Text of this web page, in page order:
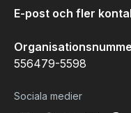
E-post och fler
556479-5598
Sociala medier